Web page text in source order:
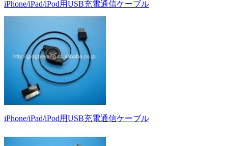
iPhone/iPad/iPod用USB充電通信ケーブル
iPhone/iPad/iPod用USB充電通信ケーブル